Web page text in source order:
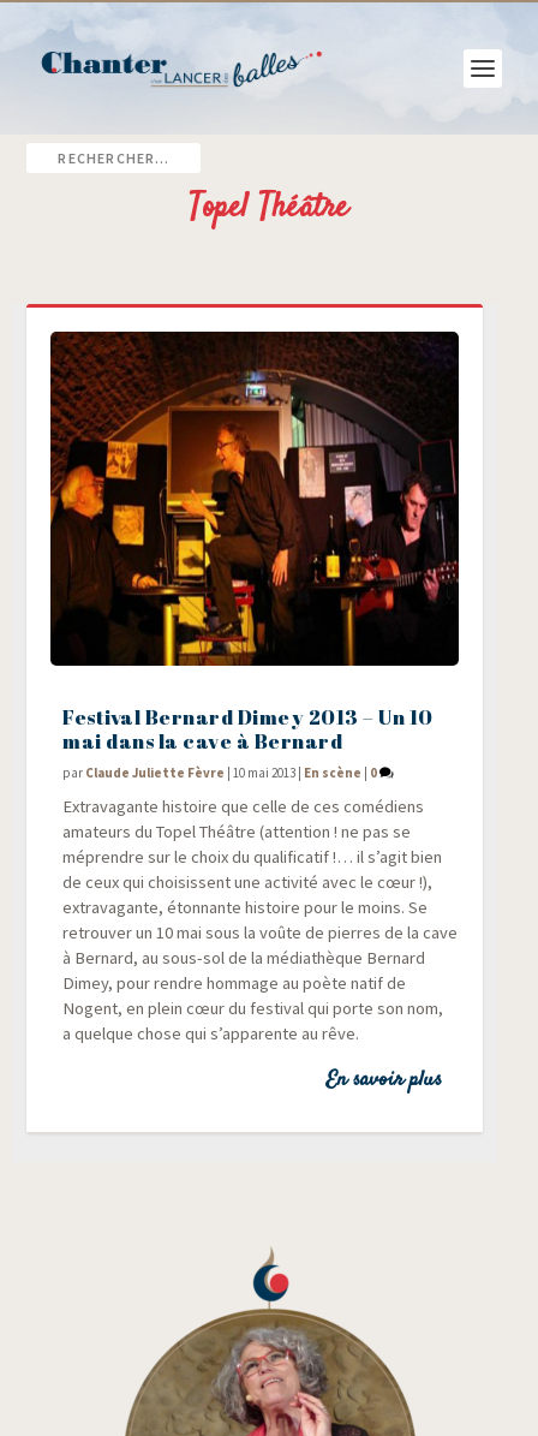
Topel Théâtre
Festival Bernard Dimey 2013 – Un 10
mai dans la cave à Bernard
par Claude Juliette Fèvre | 10 mai 2013 | En scène | 0
Extra­va­gante his­toire que celle de ces comé­diens
ama­teurs du Topel Théâtre (atten­tion ! ne pas se
méprendre sur le choix du qua­li­fi­ca­tif !… il s’agit bien
de ceux qui choi­sissent une acti­vi­té avec le cœur !),
extra­va­gante, éton­nante his­toire pour le moins. Se
retrou­ver un 10 mai sous la voûte de pierres de la cave
à Ber­nard, au sous-sol de la média­thèque Ber­nard
Dimey, pour rendre hom­mage au poète natif de
Nogent, en plein cœur du fes­ti­val qui porte son nom,
a quelque chose qui s’apparente au rêve.
En savoir plus